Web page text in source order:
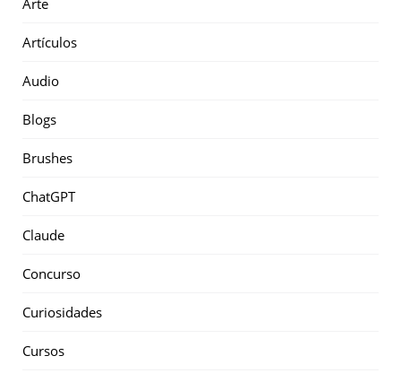
Arte
Artículos
Audio
Blogs
Brushes
ChatGPT
Claude
Concurso
Curiosidades
Cursos